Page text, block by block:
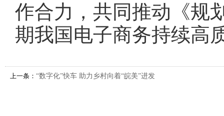
作合力，共同推动《规
期我国电子商务持续高
上一条： “数字化”快车 助力乡村向着“皖美”进发